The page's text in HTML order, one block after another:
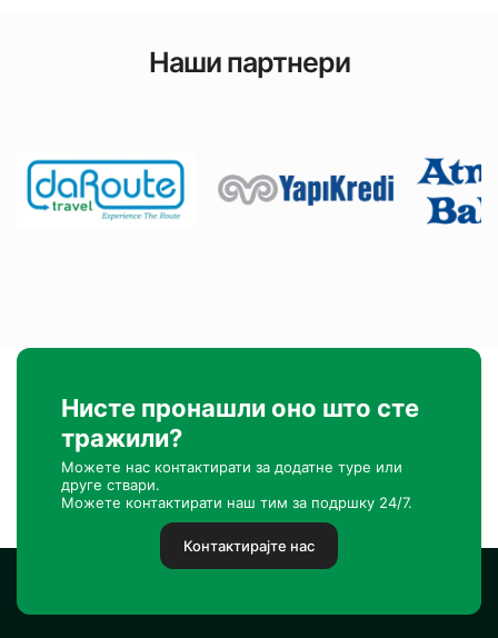
Наши партнери
Нисте пронашли оно што сте
тражили?
Можете нас контактирати за додатне туре или
друге ствари.
Можете контактирати наш тим за подршку 24/7.
Контактирајте нас